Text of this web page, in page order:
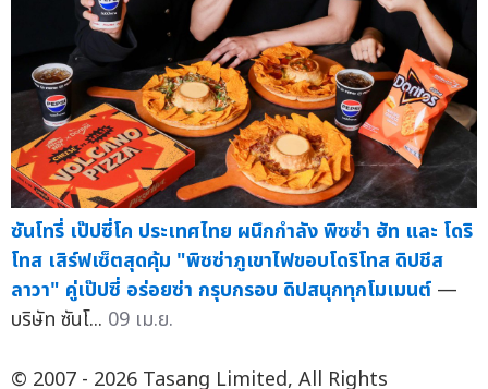
ซันโทรี่ เป๊ปซี่โค ประเทศไทย ผนึกกำลัง พิซซ่า ฮัท และ โดริ
โทส เสิร์ฟเซ็ตสุดคุ้ม "พิซซ่าภูเขาไฟขอบโดริโทส ดิปชีส
ลาวา" คู่เป๊ปซี่ อร่อยซ่า กรุบกรอบ ดิปสนุกทุกโมเมนต์ —
บริษัท ซันโ... 09 เม.ย.
© 2007 - 2026 Tasang Limited, All Rights